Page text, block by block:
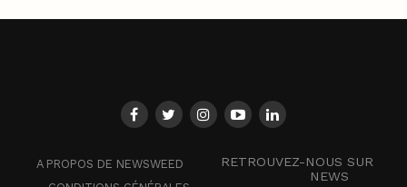
A PROPOS DE NEWSWEED
RETROUVEZ-NOUS SUR
NEWS